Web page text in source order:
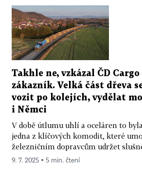
Takhle ne, vzkázal ČD
zákazník. Velká část dřeva
vozit po kolejích, vydělat
i Němci
V době útlumu uhlí a oceláren to
jedna z klíčových komodit, které
železničním dopravcům udržet
9. 7. 2025 ▪ 5 min. čtení